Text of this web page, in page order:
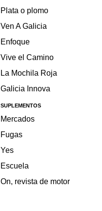
Plata o plomo
Ven A Galicia
Enfoque
Vive el Camino
La Mochila Roja
Galicia Innova
SUPLEMENTOS
Mercados
Fugas
Yes
Escuela
On, revista de motor